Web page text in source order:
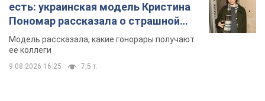
есть: украинская модель Кристина
Пономар рассказала о страшной
стороне модельной карьеры
Модель рассказала, какие гонорары получают
ее коллеги
9.08.2026 16:25 7,5 т.